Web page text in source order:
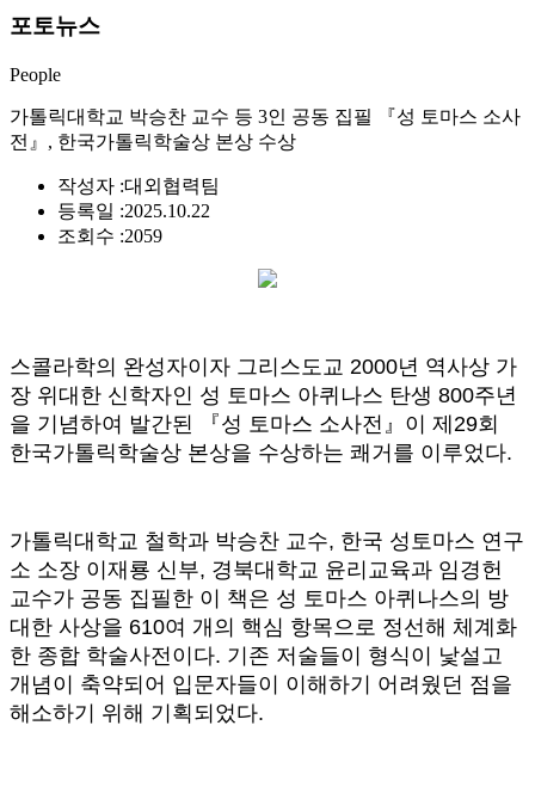
포토뉴스
People
가톨릭대학교 박승찬 교수 등 3인 공동 집필 『성 토마스 소사
전』, 한국가톨릭학술상 본상 수상
작성자 :대외협력팀
등록일 :2025.10.22
조회수 :2059
스콜라학의 완성자이자 그리스도교 2000년 역사상 가
장 위대한 신학자인 성 토마스 아퀴나스 탄생 800주년
을 기념하여 발간된 『성 토마스 소사전』이 제29회
한국가톨릭학술상 본상을 수상하는 쾌거를 이루었다.
가톨릭대학교 철학과 박승찬 교수, 한국 성토마스 연구
소 소장 이재룡 신부, 경북대학교 윤리교육과 임경헌
교수가 공동 집필한 이 책은 성 토마스 아퀴나스의 방
대한 사상을 610여 개의 핵심 항목으로 정선해 체계화
한 종합 학술사전이다. 기존 저술들이 형식이 낯설고
개념이 축약되어 입문자들이 이해하기 어려웠던 점을
해소하기 위해 기획되었다.